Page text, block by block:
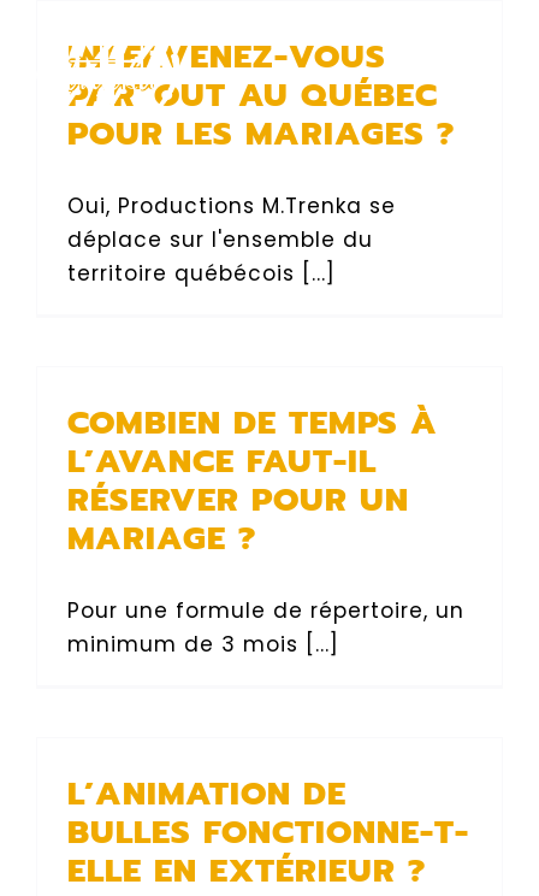
content
INTERVENEZ-VOUS
PARTOUT AU QUÉBEC
POUR LES MARIAGES ?
Oui, Productions M.Trenka se
déplace sur l'ensemble du
territoire québécois [...]
COMBIEN DE TEMPS À
L’AVANCE FAUT-IL
RÉSERVER POUR UN
MARIAGE ?
Pour une formule de répertoire, un
minimum de 3 mois [...]
L’ANIMATION DE
BULLES FONCTIONNE-T-
ELLE EN EXTÉRIEUR ?